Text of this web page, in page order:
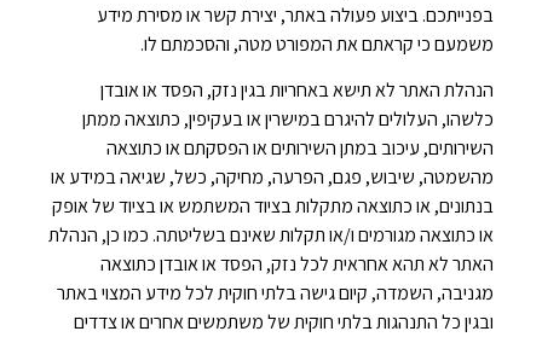
בפנייתכם. ביצוע פעולה באתר, יצירת קשר או מסירת מידע
משמעם כי קראתם את המפורט מטה, והסכמתם לו.
הנהלת האתר לא תישא באחריות בגין נזק, הפסד או אובדן
כלשהו, העלולים להיגרם במישרין או בעקיפין, כתוצאה ממתן
השירותים, עיכוב במתן השירותים או הפסקתם או כתוצאה
מהשמטה, שיבוש, פגם, הפרעה, מחיקה, כשל, שגיאה במידע או
בנתונים, או כתוצאה מתקלות בציוד המשתמש או בציוד של אופק
או כתוצאה מגורמים ו/או תקלות שאינם בשליטתה. כמו כן, הנהלת
האתר לא תהא אחראית לכל נזק, הפסד או אובדן כתוצאה
מגניבה, השמדה, קיום גישה בלתי חוקית לכל מידע המצוי באתר
ובגין כל התנהגות בלתי חוקית של משתמשים אחרים או צדדים